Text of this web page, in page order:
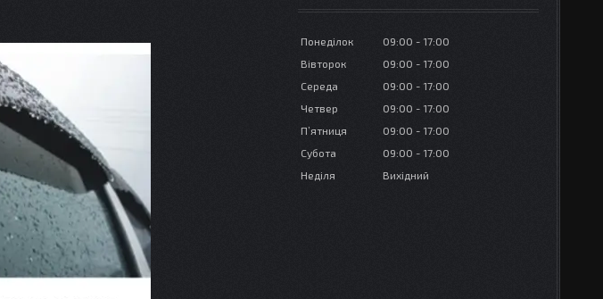
Понеділок 09:00
17:00
Вівторок
09:00
17:00
Середа
09:00
17:00
Четвер
09:00
17:00
Пʼятниця
09:00
17:00
Субота
09:00
17:00
Неділя
Вихідний